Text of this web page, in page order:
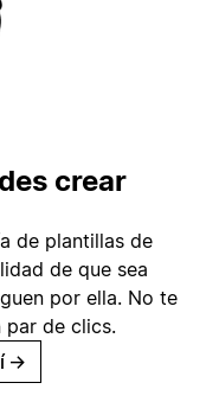
crear
de plantillas de
de que sea
por ella. No te
par de clics.
→